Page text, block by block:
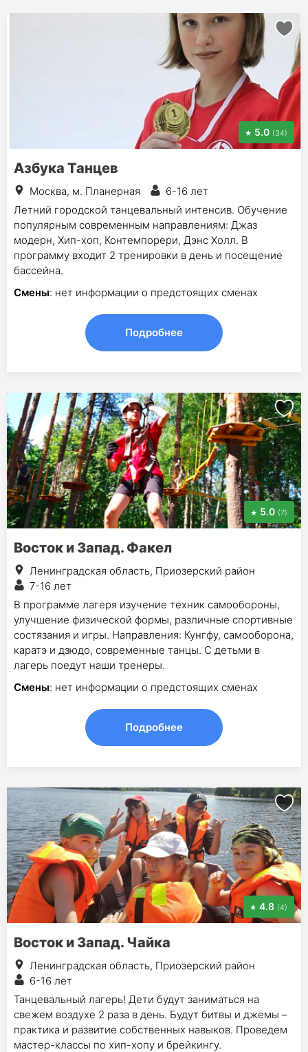
5.0 (34)
Азбука Танцев
Москва, м. Планерная
6-16 лет
Летний городской танцевальный интенсив. Обучение
популярным современным направлениям: Джаз
модерн, Хип-хоп, Контемпорери, Дэнс Холл. В
программу входит 2 тренировки в день и посещение
бассейна.
Смены: нет информации о предстоящих сменах
Подробнее
5.0 (7)
Восток и Запад. Факел
Ленинградская область, Приозерский район
7-16 лет
В программе лагеря изучение техник самообороны,
улучшение физической формы, различные спортивные
состязания и игры. Направления: Кунгфу, самооборона,
каратэ и дзюдо, современные танцы. С детьми в
лагерь поедут наши тренеры.
Смены: нет информации о предстоящих сменах
Подробнее
4.8 (4)
Восток и Запад. Чайка
Ленинградская область, Приозерский район
6-16 лет
Танцевальный лагерь! Дети будут заниматься на
свежем воздухе 2 раза в день. Будут битвы и джемы –
практика и развитие собственных навыков. Проведем
мастер-классы по хип-хопу и брейкингу.